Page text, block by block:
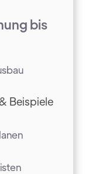
bis
Beispiele